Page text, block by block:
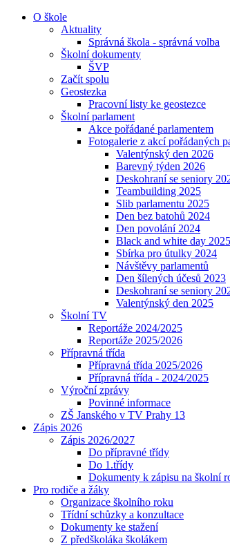
O škole
Aktuality
Správná škola - správná volba
Školní dokumenty
ŠVP
Začít spolu
Geostezka
Pracovní listy ke geostezce
Školní parlament
Akce pořádané parlamentem
Fotogalerie z akcí pořádaných
Valentýnský den 2026
Barevný týden 2026
Deskohraní se seniory
Teambuilding 2025
Slib parlamentu 2025
Den bez batohů 2024
Den povolání 2024
Black and white day 2025
Sbírka pro útulky 2024
Návštěvy parlamentů
Den šílených účesů 2023
Deskohraní se seniory
Valentýnský den 2025
Školní TV
Reportáže 2024/2025
Reportáže 2025/2026
Přípravná třída
Přípravná třída 2025/2026
Přípravná třída - 2024/2025
Výroční zprávy
Povinné informace
ZŠ Janského v TV Prahy 13
Zápis 2026
Zápis 2026/2027
Do přípravné třídy
Do 1.třídy
Dokumenty k zápisu na školní
Pro rodiče a žáky
Organizace školního roku
Třídní schůzky a konzultace
Dokumenty ke stažení
Z předškoláka školákem